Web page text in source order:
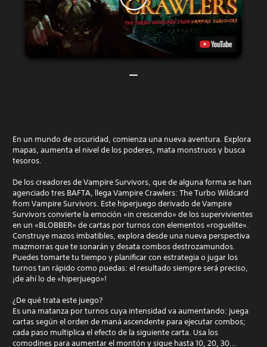
En un mundo de oscuridad, comienza una nueva aventura. Explora
mapas, aumenta el nivel de los poderes, mata monstruos y busca
tesoros.
De los creadores de Vampire Survivors, que de alguna forma se han
agenciado tres BAFTA, llega Vampire Crawlers: The Turbo Wildcard
from Vampire Survivors. Este hiperjuego derivado de Vampire
Survivors convierte la emoción «in crescendo» de los supervivientes
en un «BLOBBER» de cartas por turnos con elementos «roguelite».
Construye mazos imbatibles, explora desde una nueva perspectiva
mazmorras que te sonarán y desata combos destrozamundos.
Puedes tomarte tu tiempo y planificar con estrategia o jugar los
turnos tan rápido como puedas: el resultado siempre será preciso,
¡de ahí lo de «hiperjuego»!
¿De qué trata este juego?
Es una matanza por turnos cuya intensidad va aumentando: juega
cartas según el orden de maná ascendente para ejecutar combos;
cada paso multiplica el efecto de la siguiente carta. Usa los
comodines para aumentar el montón y sigue hasta 10, 20, 30...